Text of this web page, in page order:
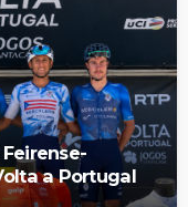
a Portugal